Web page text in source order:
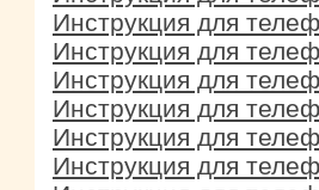
Инструкция для
Инструкция для
Инструкция для
Инструкция для
Инструкция для
Инструкция для